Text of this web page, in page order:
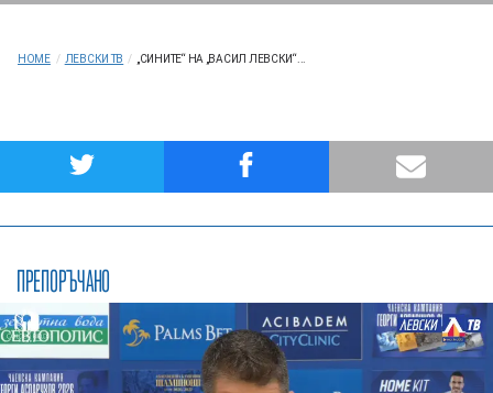
HOME / ЛЕВСКИ ТВ / „СИНИТЕ“ НА „ВАСИЛ ЛЕВСКИ“...
ПРЕПОРЪЧАНО